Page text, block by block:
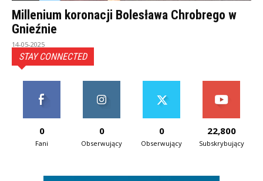
Millenium koronacji Bolesława Chrobrego w
Gnieźnie
14-05-2025
STAY CONNECTED
0
Fani
0
Obserwujący
0
Obserwujący
22,800
Subskrybujący